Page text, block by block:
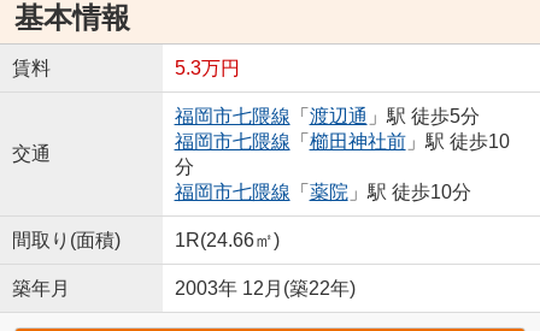
基本情報
賃料 5.3万円
交通
福岡市七隈線 「 渡辺通 」駅 徒歩5分
福岡市七隈線 「 櫛田神社前」駅 徒歩10
分
福岡市七隈線 「 薬院 」駅 徒歩10分
間取り(面積) 1R(24.66㎡)
築年月 2003年 12月(築22年)